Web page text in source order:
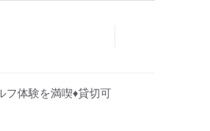
フ体験を満喫♦貸切可